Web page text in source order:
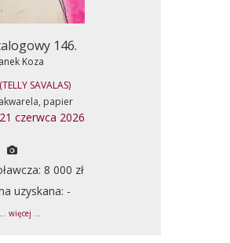
146.
Koza
SAVALAS)
papier
21 czerwca 2026
8 000 zł
uzyskana: -
... więcej ...